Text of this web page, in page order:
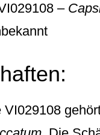
–
VI029108